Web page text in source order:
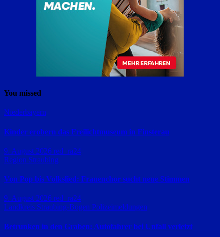
You missed
Niederbayern
Kinder erobern das Freilichtmuseum in Finsterau
9. August 2026 red_ra24
Region Straubing
Von Pop bis Volkslied: Frauenchor sucht neue Stimmen
9. August 2026 red_ra24
Landkreis Straubing-Bogen Polizeimeldungen
Betrunken in den Graben: Autofahrer bei Unfall verletzt